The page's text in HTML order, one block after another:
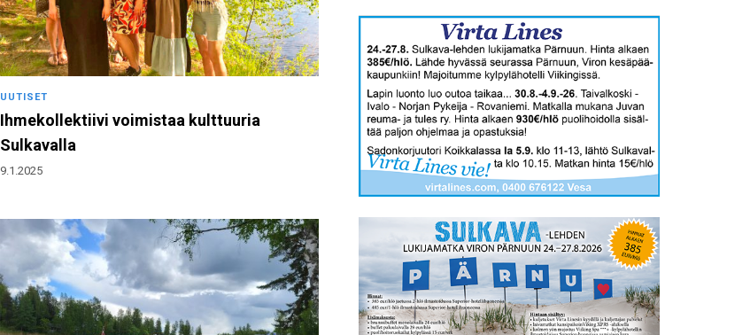
UUTISET
Ihmekollektiivi voimistaa kulttuuria
Sulkavalla
9.1.2025